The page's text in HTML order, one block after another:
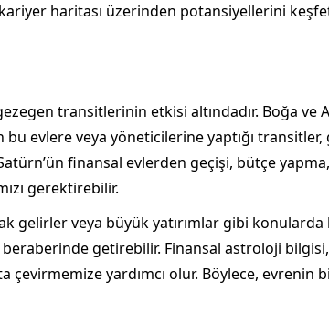
haritası üzerinden potansiyellerini
transitlerinin etkisi altındadır. Boğa ve
evlere veya yöneticilerine yaptığı
finansal evlerden geçişi, bütçe
gerektirebilir.
gelirler veya büyük yatırımlar gibi
getirebilir. Finansal astroloji
çevirmemize yardımcı olur. Böylece,